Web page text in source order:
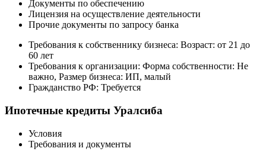
Документы по обеспечению
Лицензия на осуществление деятельности
Прочие документы по запросу банка
Требования к собственнику бизнеса: Возраст: от 21 до
60 лет
Требования к организации: Форма собственности: Не
важно, Размер бизнеса: ИП, малый
Гражданство РФ: Требуется
Ипотечные кредиты Уралсиба
Условия
Требования и документы